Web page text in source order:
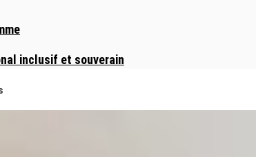
inclusif et souverain